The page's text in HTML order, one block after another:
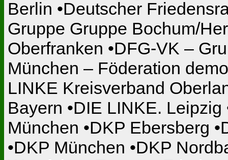
Berlin •Deutscher
Gruppe Gruppe Bochum/
Oberfranken •DFG-VK –
München – Föderation
LINKE Kreisverband
Bayern •DIE LINKE.
München •DKP Ebersberg
•DKP München •DKP